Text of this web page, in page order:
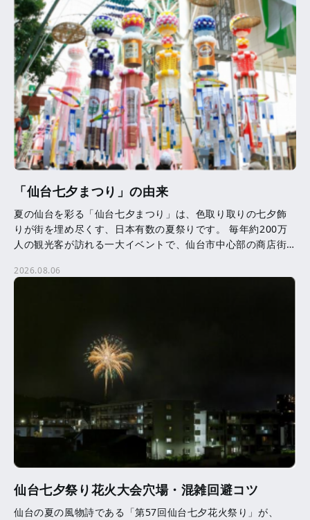
「仙台七夕まつり」の由来
夏の仙台を彩る「仙台七夕まつり」は、色取り取りの七夕飾
りが街を埋め尽くす、日本有数の夏祭りです。 毎年約200万
人の観光客が訪れる一大イベントで、仙台市中心部の商店街
2026.08.06
仙台七夕祭り花火大会穴場・混雑回避コツ
仙台の夏の風物詩である「第57回仙台七夕花火祭り」が、